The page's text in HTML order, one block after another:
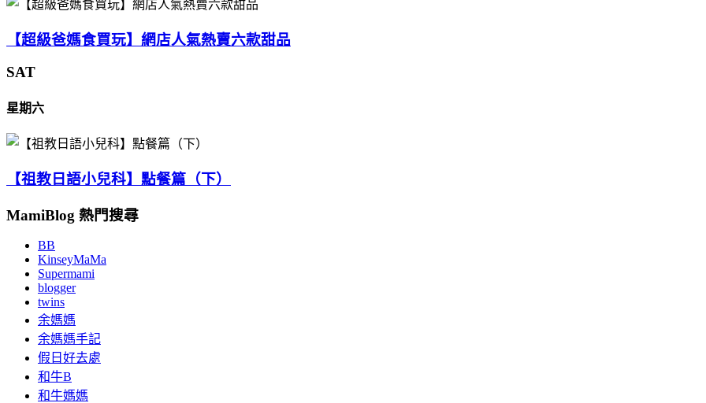
【超級爸媽食買玩】網店人氣熱賣六款甜品
SAT
星期六
【祖教日語小兒科】點餐篇（下）
MamiBlog 熱門搜尋
BB
KinseyMaMa
Supermami
blogger
twins
余媽媽
余媽媽手記
假日好去處
和牛B
和牛媽媽